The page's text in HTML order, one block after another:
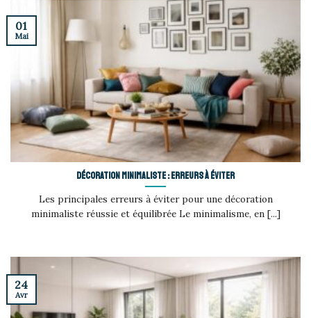
Décoration minimaliste : erreurs à éviter
Les principales erreurs à éviter pour une décoration
minimaliste réussie et équilibrée Le minimalisme, en [...]
01
Mai
24
Avr